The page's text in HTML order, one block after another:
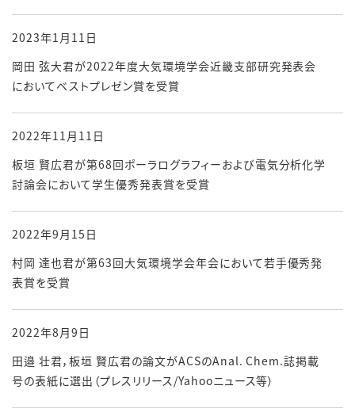
2023年1月11日
岡田 弦大君が2022年度大気環境学会近畿支部研究発表会
においてベストプレゼン賞を受賞
2022年11月11日
板垣 賢広君が第68回ポーラログラフィーおよび電気分析化学
討論会において学生優秀発表賞を受賞
2022年9月15日
村岡 達也君が第63回大気環境学会年会において若手優秀発
表賞を受賞
2022年8月9日
田邉 壮君，板垣 賢広君の論文がACSのAnal. Chem.誌掲載
号の表紙に選出（プレスリリース/Yahooニュース等）